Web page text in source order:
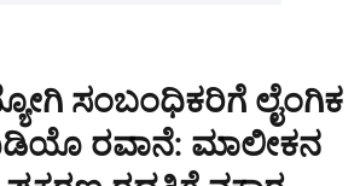
ಸಂಬಂಧಿಕರಿಗೆ ಲೈಂಗಿಕ
ರವಾನೆ: ಮಾಲೀಕನ